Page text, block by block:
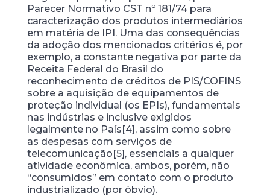
Parecer Normativo CST nº 181/74 para
caracterização dos produtos intermediários
em matéria de IPI. Uma das consequências
da adoção dos mencionados critérios é, por
exemplo, a constante negativa por parte da
Receita Federal do Brasil do
reconhecimento de créditos de PIS/COFINS
sobre a aquisição de equipamentos de
proteção individual (os EPIs), fundamentais
nas indústrias e inclusive exigidos
legalmente no País[4], assim como sobre
as despesas com serviços de
telecomunicação[5], essenciais a qualquer
atividade econômica, ambos, porém, não
“consumidos” em contato com o produto
industrializado (por óbvio).